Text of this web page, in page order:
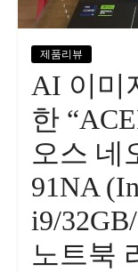
제품리뷰
AI 이미
한
오스 네
91NA
i9/
노트북